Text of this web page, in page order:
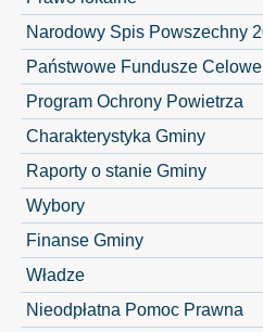
Narodowy Spis Powszechny
Państwowe Fundusze Celowe
Program Ochrony Powietrza
Charakterystyka Gminy
Raporty o stanie Gminy
Wybory
Finanse Gminy
Władze
Nieodpłatna Pomoc Prawna